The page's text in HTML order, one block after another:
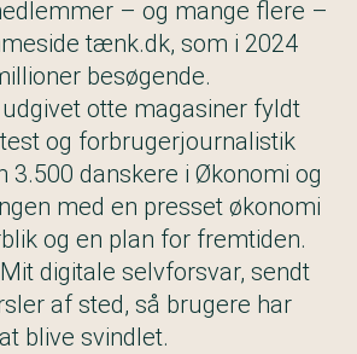
– og mange flere –
tænk.dk, som i 2024
besøgende.
otte magasiner fyldt
og forbrugerjournalistik
danskere i Økonomi og
med en presset økonomi
og en plan for fremtiden.
digitale selvforsvar, sendt
af sted, så brugere har
blive svindlet.